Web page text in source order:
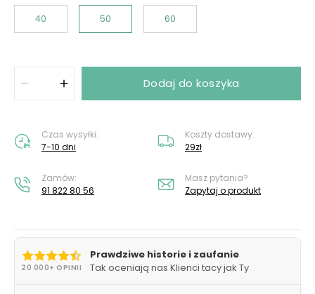
40 50 60
Dodaj do koszyka
Czas wysyłki:
7-10 dni
Koszty dostawy:
29zł
Zamów:
91 822 80 56
Masz pytania?
Zapytaj o produkt
20 000+ OPINII
Prawdziwe historie i zaufanie
Tak oceniają nas Klienci tacy jak Ty